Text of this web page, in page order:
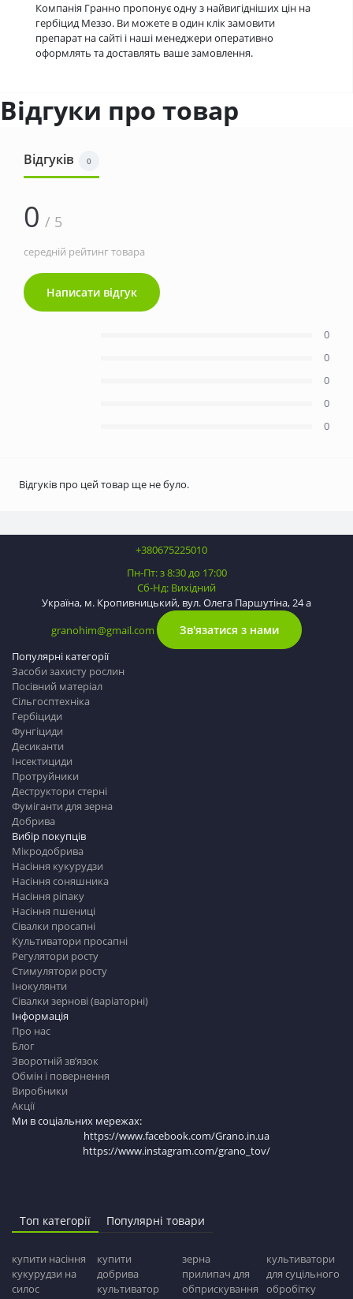
Компанія Гранно пропонує одну з найвигідніших цін на
гербіцид Меззо. Ви можете в один клік замовити
препарат на сайті і наші менеджери оперативно
оформлять та доставлять ваше замовлення.
Відгуки про товар
Відгуків 0
0 / 5
середній рейтинг товара
Написати відгук
0
0
0
0
0
Відгуків про цей товар ще не було.
+380675225010
Пн-Пт: з 8:30 до 17:00
Сб-Нд: Вихідний
Україна, м. Кропивницький, вул. Олега Паршутіна, 24 а
granohim@gmail.com
Зв'язатися з нами
Інформація
Про нас
Блог
Зворотній зв’язок
Обмін і повернення
Виробники
Акції
Ми в соціальних мережах:
https://www.facebook.com/Grano.in.ua
https://www.instagram.com/grano_tov/
Популярні категорії
Засоби захисту рослин
Посівний матеріал
Сільгосптехніка
Гербіциди
Фунгіциди
Десиканти
Інсектициди
Протруйники
Деструктори стерні
Фуміганти для зерна
Добрива
Вибір покупців
Мікродобрива
Насіння кукурудзи
Насіння соняшника
Насіння ріпаку
Насіння пшениці
Сівалки просапні
Культиватори просапні
Регулятори росту
Стимулятори росту
Інокулянти
Сівалки зернові (варіаторні)
Топ категорії Популярні товари
купити насіння
кукурудзи на
силос
купити
добрива
культиватор
зерна
прилипач для
обприскування
культиватори
для суцільного
обробітку